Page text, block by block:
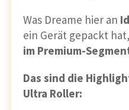
Was Dreame hier an
ein Gerät gepackt
im Premium-
Das sind die
Ultra Roller: